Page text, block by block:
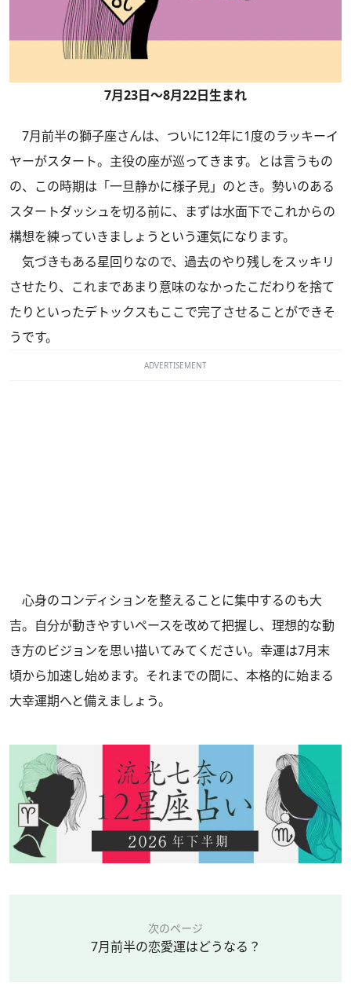
7月23日～8月22日生まれ
7月前半の獅子座さんは、ついに12年に1度のラッキーイ
ヤーがスタート。主役の座が巡ってきます。とは言うもの
の、この時期は「一旦静かに様子見」のとき。勢いのある
スタートダッシュを切る前に、まずは水面下でこれからの
構想を練っていきましょうという運気になります。
気づきもある星回りなので、過去のやり残しをスッキリ
させたり、これまであまり意味のなかったこだわりを捨て
たりといったデトックスもここで完了させることができそ
うです。
ADVERTISEMENT
心身のコンディションを整えることに集中するのも大
吉。自分が動きやすいペースを改めて把握し、理想的な動
き方のビジョンを思い描いてみてください。幸運は7月末
頃から加速し始めます。それまでの間に、本格的に始まる
大幸運期へと備えましょう。
次のページ
7月前半の恋愛運はどうなる？